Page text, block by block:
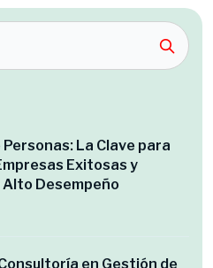
La Clave para
Exitosas y
Alto Desempeño
en Gestión de